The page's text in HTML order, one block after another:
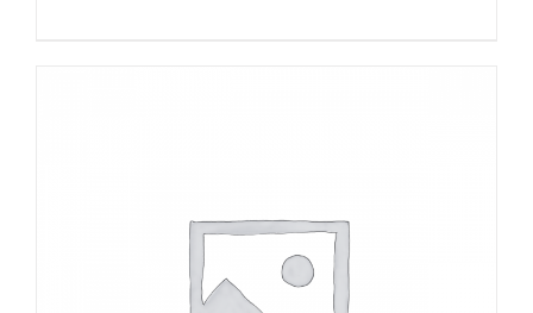
DÉTAILS